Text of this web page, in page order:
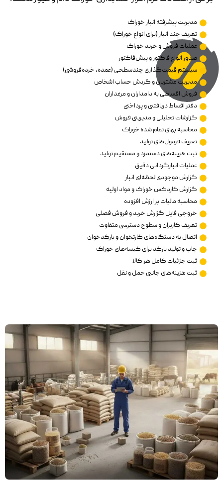
مدیریت پیشرفته انبار خوراک
تعریف چند انبار (برای انواع خوراک)
عملیات فروش و خرید خوراک
صدور انواع فاکتور و پیش‌فاکتور
سیستم قیمت‌گذاری چندسطحی (عمده، خرده‌فروشی)
مدیریت مشتریان و گردش حساب اشخاص
فروش اقساطی به دامداران و مرغداران
دفتر اقساط دریافتنی و پرداختی
گزارشات تحلیلی و مدیریتی فروش
محاسبه بهای تمام شده خوراک
تعریف فرمول‌های تولید
ثبت هزینه‌های دستمزد و مستقیم تولید
عملیات انبارگردانی دقیق
گزارش موجودی لحظه‌ای انبار
گزارش کاردکس خوراک و مواد اولیه
محاسبه مالیات بر ارزش افزوده
خروجی فایل گزارش خرید و فروش فصلی
تعریف کاربران و سطوح دسترسی متفاوت
اتصال به دستگاه‌های کارتخوان و بارکدخوان
چاپ و تولید بارکد برای کیسه‌های خوراک
ثبت جزئیات کامل هر کالا
ثبت هزینه‌های جانبی حمل و نقل